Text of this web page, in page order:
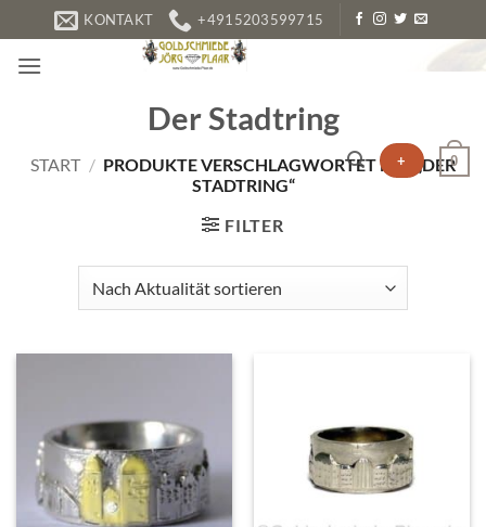
Inhalt
springen
KONTAKT +4915203599715
+ 0
Der Stadtring
START / PRODUKTE VERSCHLAGWORTET MIT „DER
STADTRING“
FILTER